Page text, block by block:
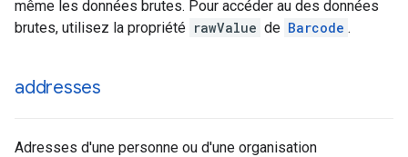
même les données brutes. Pour accéder au des données
brutes, utilisez la propriété rawValue de Barcode .
addresses
Adresses d'une personne ou d'une organisation